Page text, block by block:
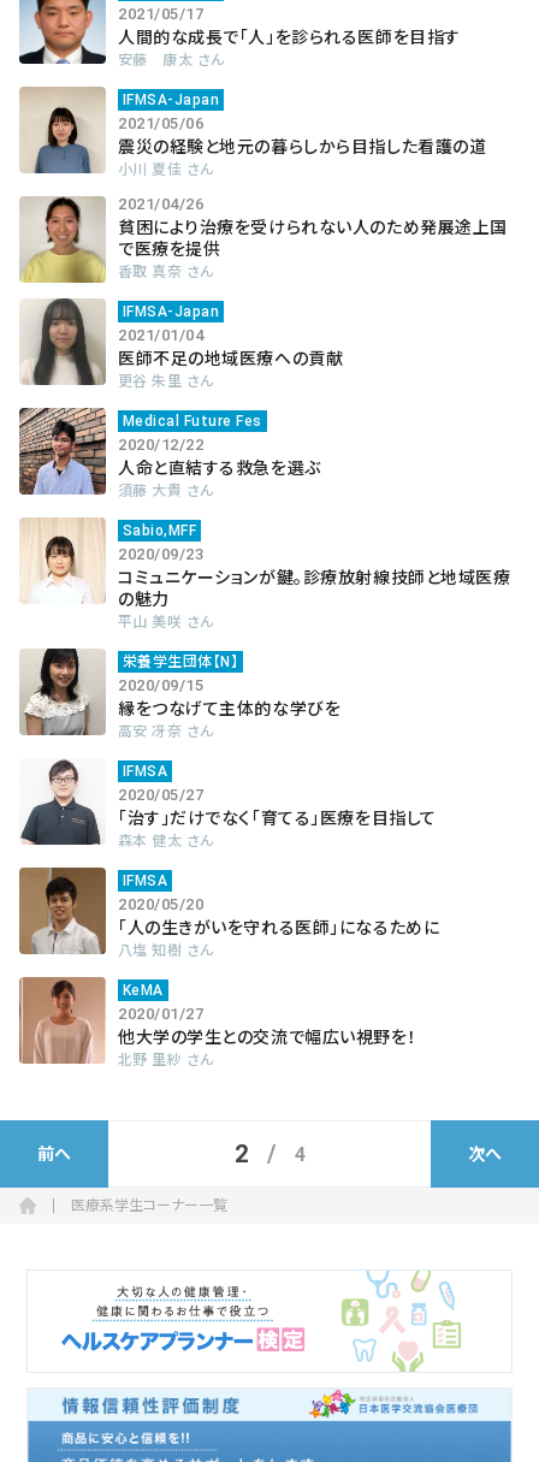
2021/05/17
人間的な成長で「人」を診られる医師を目指す
安藤 康太 さん
IFMSA-Japan
2021/05/06
震災の経験と地元の暮らしから目指した看護の道
小川 夏佳 さん
2021/04/26
貧困により治療を受けられない人のため発展途上国
で医療を提供
香取 真奈 さん
IFMSA-Japan
2021/01/04
医師不足の地域医療への貢献
更谷 朱里 さん
Medical Future Fes
2020/12/22
人命と直結する救急を選ぶ
須藤 大貴 さん
Sabio,MFF
2020/09/23
コミュニケーションが鍵。診療放射線技師と地域医療
の魅力
平山 美咲 さん
栄養学生団体【N】
2020/09/15
縁をつなげて主体的な学びを
高安 冴奈 さん
IFMSA
2020/05/27
「治す」だけでなく「育てる」医療を目指して
森本 健太 さん
IFMSA
2020/05/20
「人の生きがいを守れる医師」になるために
八塩 知樹 さん
KeMA
2020/01/27
他大学の学生との交流で幅広い視野を！
北野 里紗 さん
4
前へ 2 次へ
医療系学生コーナー一覧